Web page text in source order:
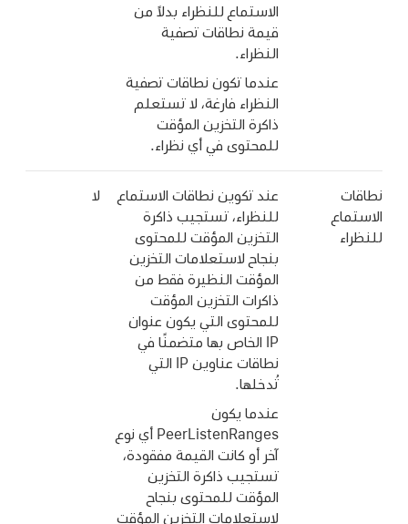
الاستماع للنظراء بدلاً من
قيمة نطاقات تصفية
النظراء.
عندما تكون نطاقات تصفية
النظراء فارغة، لا تستعلم
ذاكرة التخزين المؤقت
للمحتوى في أي نظراء.
نطاقات
الاستماع
للنظراء
عند تكوين نطاقات الاستماع
للنظراء، تستجيب ذاكرة
التخزين المؤقت للمحتوى
بنجاح لاستعلامات التخزين
المؤقت النظيرة فقط من
ذاكرات التخزين المؤقت
للمحتوى التي يكون عنوان
IP الخاص بها متضمنًا في
نطاقات عناوين IP التي
تُدخلها.
عندما يكون
PeerListenRanges أي نوع
آخر أو كانت القيمة مفقودة،
تستجيب ذاكرة التخزين
المؤقت للمحتوى بنجاح
لاستعلامات التخزين المؤقت
لا